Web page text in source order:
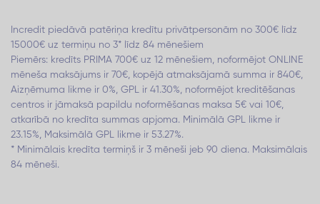
Incredit piedāvā patēriņa kredītu privātpersonām no 300€ līdz
15000€ uz termiņu no 3* līdz 84 mēnešiem
Piemērs: kredīts PRIMA 700€ uz 12 mēnešiem, noformējot ONLINE
mēneša maksājums ir 70€, kopējā atmaksājamā summa ir 840€,
Aizņēmuma likme ir 0%, GPL ir 41.30%, noformējot kreditēšanas
centros ir jāmaksā papildu noformēšanas maksa 5€ vai 10€,
atkarībā no kredīta summas apjoma. Minimālā GPL likme ir
23.15%, Maksimālā GPL likme ir 53.27%.
* Minimālais kredīta termiņš ir 3 mēneši jeb 90 diena. Maksimālais
84 mēneši.